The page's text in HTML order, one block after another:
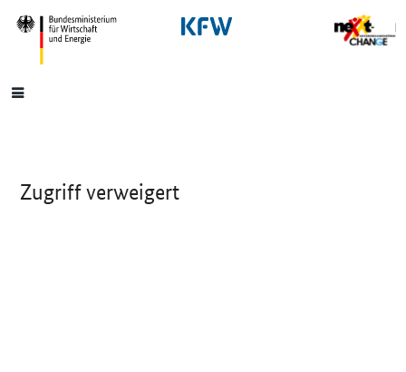
SrOnlyNavigation
Hauptmenü
Zugriff verweigert